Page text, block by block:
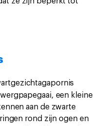
een kleine
aan de zwarte
rond zijn ogen en